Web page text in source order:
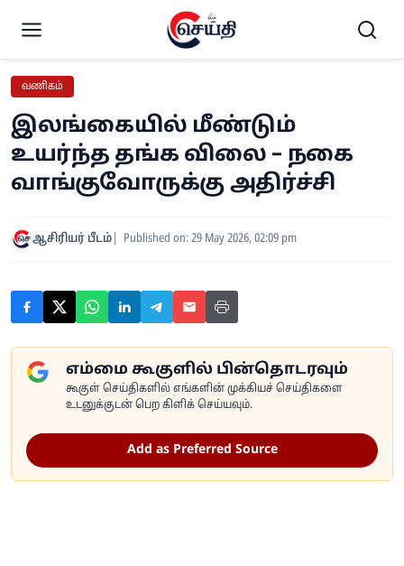
வணிகம்
இலங்கையில் மீண்டும்
உயர்ந்த தங்க விலை – நகை
வாங்குவோருக்கு அதிர்ச்சி
ஆசிரியர் பீடம் Published on: 29 May 2026, 02:09 pm
எம்மை கூகுளில் பின்தொடரவும்
கூகுள் செய்திகளில் எங்களின் முக்கியச் செய்திகளை
உடனுக்குடன் பெற கிளிக் செய்யவும்.
Add as Preferred Source